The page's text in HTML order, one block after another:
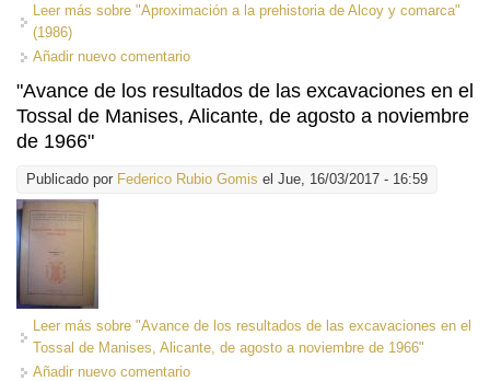
Leer más sobre "Aproximación a la prehistoria de Alcoy y comarca"
(1986)
Añadir nuevo comentario
"Avance de los resultados de las excavaciones en el
Tossal de Manises, Alicante, de agosto a noviembre
de 1966"
Publicado por Federico Rubio Gomis el Jue, 16/03/2017 - 16:59
Leer más sobre "Avance de los resultados de las excavaciones en el
Tossal de Manises, Alicante, de agosto a noviembre de 1966"
Añadir nuevo comentario